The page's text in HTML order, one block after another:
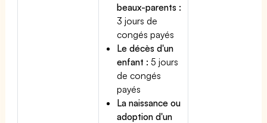
beaux-parents :
3 jours de
congés payés
Le décès d'un
enfant : 5 jours
de congés
payés
La naissance ou
adoption d'un